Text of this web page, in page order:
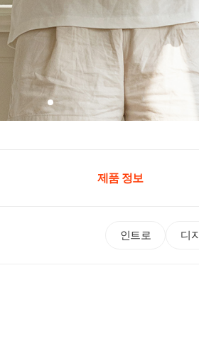
제품 정보
인트로 디